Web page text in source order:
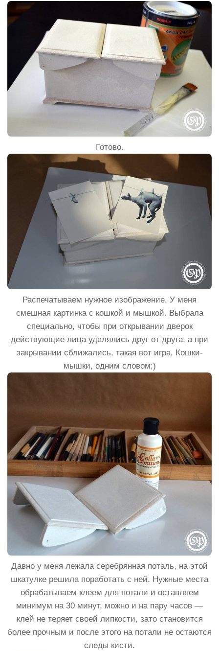
Готово.
Распечатываем нужное изображение. У меня
смешная картинка с кошкой и мышкой. Выбрала
специально, чтобы при открывании дверок
действующие лица удалялись друг от друга, а при
закрывании сближались, такая вот игра, Кошки-
мышки, одним словом;)
Давно у меня лежала серебрянная поталь, на этой
шкатулке решила поработать с ней. Нужные места
обрабатываем клеем для потали и оставляем
минимум на 30 минут, можно и на пару часов —
клей не теряет своей липкости, зато становится
более прочным и после этого на потали не остаются
следы кисти.